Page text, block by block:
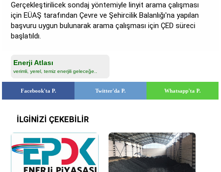
Gerçekleştirilicek sondaj yöntemiyle linyit arama çalışması
için EÜAŞ tarafından Çevre ve Şehircilik Balanlığı'na yapılan
başvuru uygun bulunarak arama çalışması için ÇED süreci
başlatıldı.
Enerji Atlası
verimli, yerel, temiz enerjili geleceğe..
Facebook'ta P. Twitter'da P. Whatsapp'ta P.
İLGİNİZİ ÇEKEBİLİR